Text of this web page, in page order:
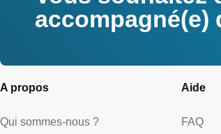
accompagné(e)
A propos
Qui sommes-nous ?
Aide
FAQ